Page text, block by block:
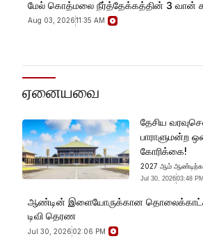
மேல் கொத்மலை நீர்த்தேக்கத்தின் 3 வான்
Aug 03, 202611:35 AM
ஏனையவை
தேசிய
பாராளுமன்ற
கோரிக்கை!
2027 ஆம்
திட்டத்தின் அனைத்து
இயலாமையுள்ள
பாராளுமன்ற ஒன்றியம்
Jul 30, 202603:48 PM
ஆண்டின் இளையோருக்கான
டிவி தெரண
Jul 30, 2026 02:06 PM